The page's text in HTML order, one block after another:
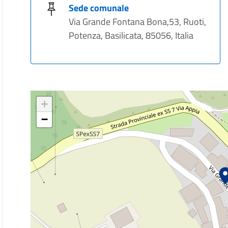
Sede comunale
Via Grande Fontana Bona,53, Ruoti,
Potenza, Basilicata, 85056, Italia
+
−